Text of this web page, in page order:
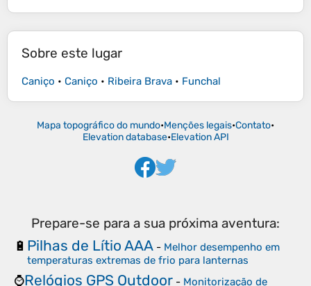
Sobre este lugar
Caniço • Caniço • Ribeira Brava • Funchal
Mapa topográfico do mundo•Menções legais•Contato•
Elevation database•Elevation API
Prepare-se para a sua próxima aventura:
🔋 Pilhas de Lítio AAA - Melhor desempenho em
temperaturas extremas de frio para lanternas
⌚Relógios GPS Outdoor - Monitorização de